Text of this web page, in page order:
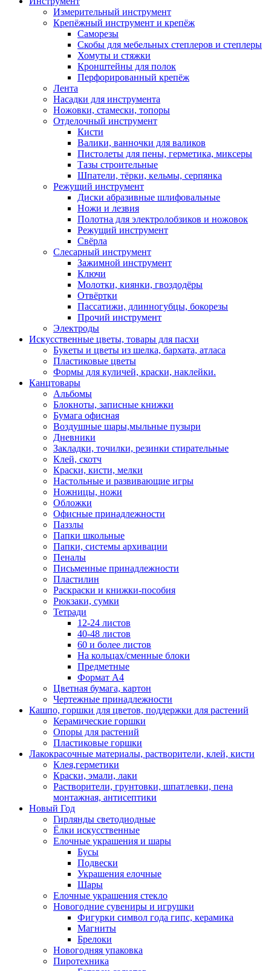
Измерительный инструмент
Крепёжный инструмент и крепёж
Саморезы
Скобы для мебельных степлеров и степлеры
Хомуты и стяжки
Кронштейны для полок
Перфорированный крепёж
Лента
Насадки для инструмента
Ножовки, стамески, топоры
Отделочный инструмент
Кисти
Валики, ванночки для валиков
Пистолеты для пены, герметика, миксеры
Тазы строительные
Шпатели, тёрки, кельмы, серпянка
Режущий инструмент
Диски абразивные шлифовальные
Ножи и лезвия
Полотна для электролобзиков и ножовок
Режущий инструмент
Свёрла
Слесарный инструмент
Зажимной инструмент
Ключи
Молотки, киянки, гвоздодёры
Отвёртки
Пассатижи, длинногубцы, бокорезы
Прочий инструмент
Электроды
Искусственные цветы, товары для пасхи
Букеты и цветы из шелка, бархата, атласа
Пластиковые цветы
Формы для куличей, краски, наклейки.
Канцтовары
Альбомы
Блокноты, записные книжки
Бумага офисная
Воздушные шары,мыльные пузыри
Дневники
Закладки, точилки, резинки стирательные
Клей, скотч
Краски, кисти, мелки
Настольные и развивающие игры
Ножницы, ножи
Обложки
Офисные принадлежности
Паззлы
Папки школьные
Папки, системы архивации
Пеналы
Письменные принадлежности
Пластилин
Раскраски и книжки-пособия
Рюкзаки, сумки
Тетради
12-24 листов
40-48 листов
60 и более листов
На кольцах/сменные блоки
Предметные
Формат А4
Цветная бумага, картон
Чертежные принадлежности
Кашпо, горшки для цветов, поддержки для растений
Керамические горшки
Опоры для растений
Пластиковые горшки
Лакокрасочные материалы, растворители, клей, кисти
Клея,герметики
Краски, эмали, лаки
Растворители, грунтовки, шпатлевки, пена
монтажная, антисептики
Новый Год
Гирлянды светодиодные
Ёлки искусственные
Елочные украшения и шары
Бусы
Подвески
Украшения елочные
Шары
Елочные украшения стекло
Новогодние сувениры и игрушки
Фигурки символ года гипс, керамика
Магниты
Брелоки
Новогодняя упаковка
Пиротехника